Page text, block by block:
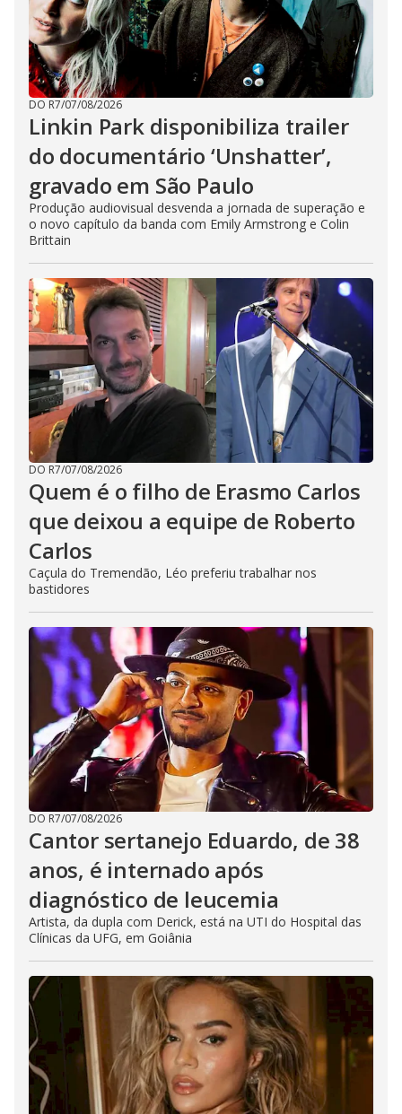
DO R7/07/08/2026
Linkin Park disponibiliza trailer
do documentário ‘Unshatter’,
gravado em São Paulo
Produção audiovisual desvenda a jornada de superação e
o novo capítulo da banda com Emily Armstrong e Colin
Brittain
DO R7/07/08/2026
Quem é o filho de Erasmo Carlos
que deixou a equipe de Roberto
Carlos
Caçula do Tremendão, Léo preferiu trabalhar nos
bastidores
DO R7/07/08/2026
Cantor sertanejo Eduardo, de 38
anos, é internado após
diagnóstico de leucemia
Artista, da dupla com Derick, está na UTI do Hospital das
Clínicas da UFG, em Goiânia